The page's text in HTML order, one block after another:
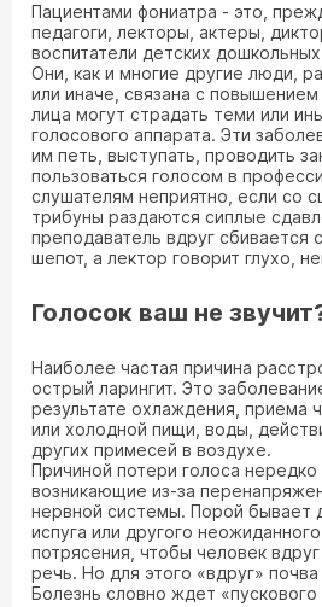
Пациентами фониатра - это,
педагоги, лекторы, актеры,
воспитатели детских
Они, как и многие другие люди,
или иначе, связана с повышением
лица могут страдать теми или
голосового аппарата. Эти
им петь, выступать, проводить
пользоваться голосом в
слушателям неприятно, если со
трибуны раздаются сиплые
преподаватель вдруг сбивается
шепот, а лектор говорит глухо,
Голосок ваш не
Наиболее частая причина
острый ларингит. Это
результате охлаждения, приема
или холодной пищи, воды,
других примесей в воздухе.
Причиной потери голоса нередко
возникающие из-за
нервной системы. Порой бывает
испуга или другого
потрясения, чтобы человек
речь. Но для этого «вдруг»
Болезнь словно ждет